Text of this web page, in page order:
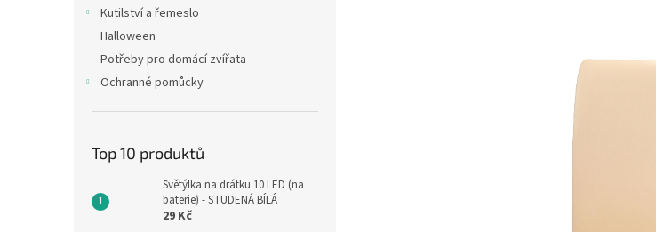
Kutilství a řemeslo
Halloween
Potřeby pro domácí zvířata
Ochranné pomůcky
Top 10 produktů
Světýlka na drátku 10 LED (na
baterie) - STUDENÁ BÍLÁ
29 Kč